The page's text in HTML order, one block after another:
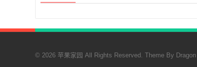
© 2026 苹果家园 All Rights Reserved. Theme By Dragon